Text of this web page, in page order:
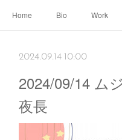
Home Bio Work
2024.09.14 10:00
2024/09/14 ム
夜長